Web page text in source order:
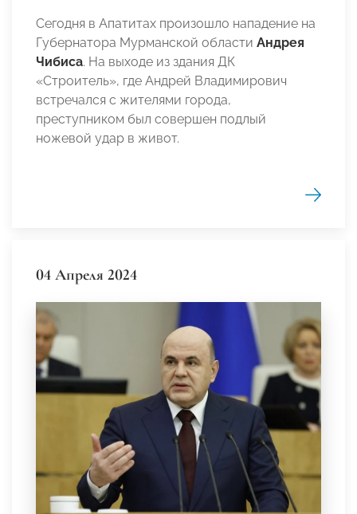
Сегодня в Апатитах произошло нападение на
Губернатора Мурманской области Андрея
Чибиса. На выходе из здания ДК
«Строитель», где Андрей Владимирович
встречался с жителями города,
преступником был совершен подлый
ножевой удар в живот.
04 Апреля 2024